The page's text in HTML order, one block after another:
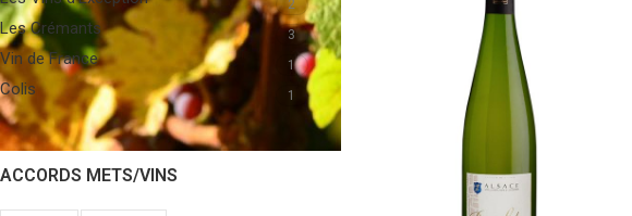
2
Les Crémants 3
Vin de France 1
Colis 1
ACCORDS METS/VINS